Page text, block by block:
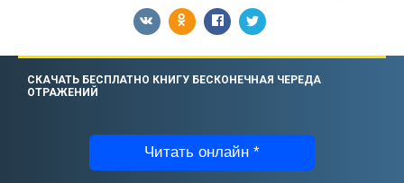
СКАЧАТЬ БЕСПЛАТНО КНИГУ БЕСКОНЕЧНАЯ ЧЕРЕДА
ОТРАЖЕНИЙ
Читать онлайн *